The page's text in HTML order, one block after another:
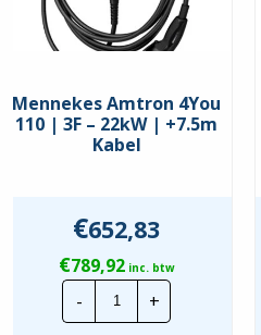
Mennekes Amtron 4You
110 | 3F – 22kW | +7.5m
Kabel
€652,83
€789,92inc. btw
-
Mennekes
Amtron
4You
+